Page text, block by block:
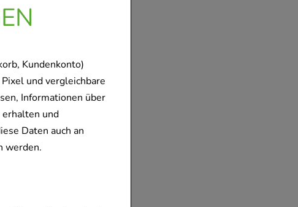
Kundenkonto)
und vergleichbare
Informationen über
und
Daten auch an
werden.